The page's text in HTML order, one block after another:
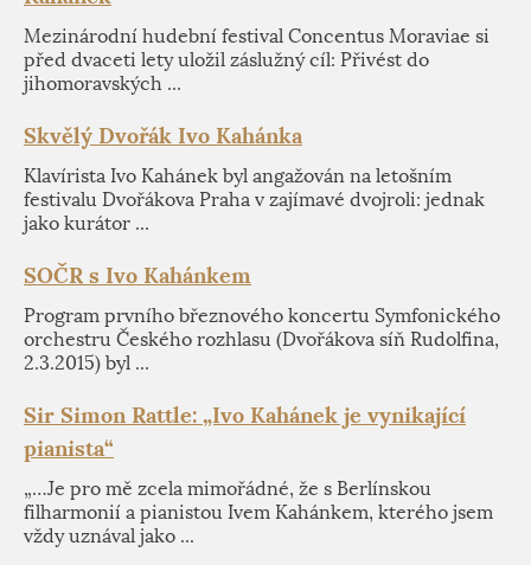
Mezinárodní hudební festival Concentus Moraviae si
před dvaceti lety uložil záslužný cíl: Přivést do
jihomoravských ...
Skvělý Dvořák Ivo Kahánka
Klavírista Ivo Kahánek byl angažován na letošním
festivalu Dvořákova Praha v zajímavé dvojroli: jednak
jako kurátor ...
SOČR s Ivo Kahánkem
Program prvního březnového koncertu Symfonického
orchestru Českého rozhlasu (Dvořákova síň Rudolfina,
2.3.2015) byl ...
Sir Simon Rattle: „Ivo Kahánek je vynikající
pianista“
„…Je pro mě zcela mimořádné, že s Berlínskou
filharmonií a pianistou Ivem Kahánkem, kterého jsem
vždy uznával jako ...